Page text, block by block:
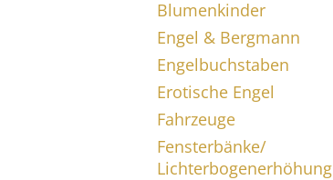
Blumenkinder
Engel & Bergmann
Engelbuchstaben
Erotische Engel
Fahrzeuge
Fensterbänke/
Lichterbogenerhöhung